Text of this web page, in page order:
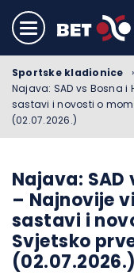
Sportske kladionice
Najava: SAD vs Bosna
sastavi i novosti o
(02.07.2026.)
Najava: SAD
– Najnovije
sastavi i
Svjetsko
(02.07.2026.)